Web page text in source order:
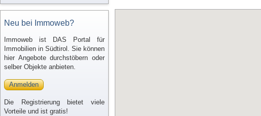
Neu bei Immoweb?
Immoweb ist DAS Portal für
Immobilien in Südtirol. Sie können
hier Angebote durchstöbern oder
selber Objekte anbieten.
Anmelden
Die Registrierung bietet viele
Vorteile und ist gratis!